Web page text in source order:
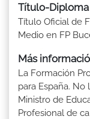
Título-
Título Oficial de
Medio en FP
Más
La Formación
para España.
Ministro de
Profesional de